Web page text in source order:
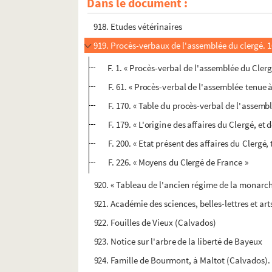
917. Pierre-Etienne et Joseph Amiot. Récit
918. Etudes vétérinaires
919. Procès-verbaux de l'assemblée du clergé.
F. 1. « Procès-verbal de l'assemblée du
F. 61. « Procès-verbal de l'assemblée tenue
F. 170. « Table du procès-verbal de
F. 179. « L'origine des affaires du Clergé,
F. 200. « Etat présent des affaires du
F. 226. « Moyens du Clergé de France »
920. « Tableau de l'ancien régime de la
921. Académie des sciences, belles-lettres et
922. Fouilles de Vieux (Calvados)
923. Notice sur l'arbre de la liberté de Bayeux
924. Famille de Bourmont, à Maltot